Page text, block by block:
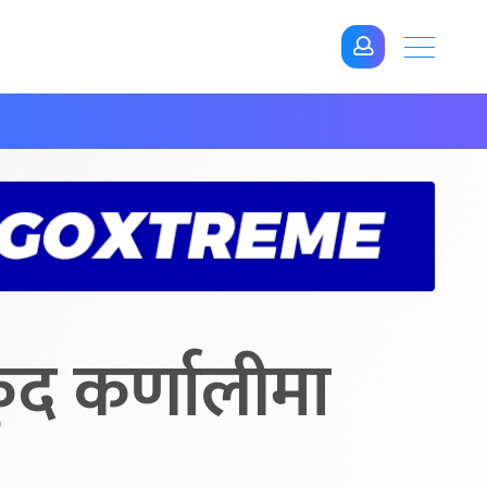
कर्णालीमा